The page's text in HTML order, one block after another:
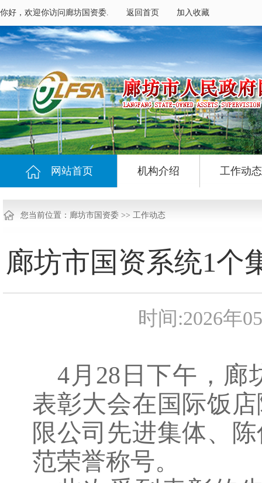
你好，欢迎你访问廊坊国资委. 返回首页 加入收藏
网站首页 机构介绍 工作动态
您当前位置： 廊坊市国资委 >> 工作动态
廊坊市国资系统1个
时间:2026年
4月28日下午，廊
表彰大会在国际饭
限公司先进集体、
范荣誉称号。